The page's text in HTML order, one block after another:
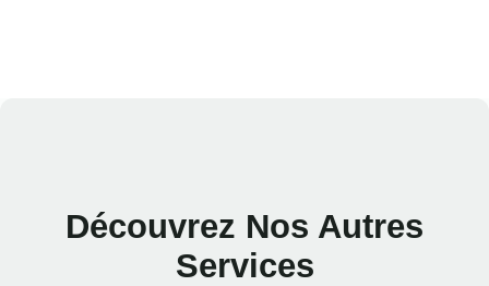
Découvrez Nos Autres
Services